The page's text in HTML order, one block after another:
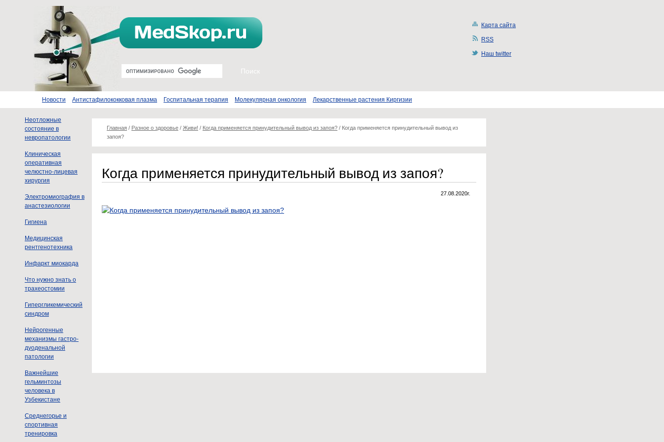
Карта сайта
RSS
Наш twitter
Новости Антистафилококковая плазма Госпитальная терапия Молекулярная онкология Лекарственные растения Киргизии
Неотложные
состояние в
невропатологии
Клиническая
оперативная
челюстно-лицевая
хирургия
Электромиография в
анастезиологии
Гигиена
Медицинская
рентгенотехника
Инфаркт миокарда
Что нужно знать о
трахеостомии
Гипергликемический
синдром
Нейрогенные
механизмы гастро-
дуоденальной
патологии
Важнейшие
гельминтозы
человека в
Узбекистане
Среднегорье и
спортивная
тренировка
Главная / Разное о здоровье / Живи! / Когда применяется принудительный вывод из запоя? / Когда применяется принудительный вывод из
запоя?
Когда применяется принудительный вывод из запоя?
27.08.2020г.